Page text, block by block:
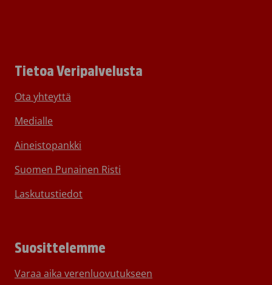
Tietoa Veripalvelusta
Ota yhteyttä
Medialle
Aineistopankki
Suomen Punainen Risti
Laskutustiedot
Suosittelemme
Varaa aika verenluovutukseen